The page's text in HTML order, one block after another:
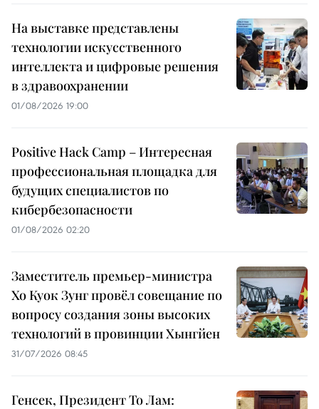
На выставке представлены
технологии искусственного
интеллекта и цифровые решения
в здравоохранении
01/08/2026 19:00
Positive Hack Camp – Интересная
профессиональная площадка для
будущих специалистов по
кибербезопасности
01/08/2026 02:20
Заместитель премьер-министра
Хо Куок Зунг провёл совещание по
вопросу создания зоны высоких
технологий в провинции Хынгйен
31/07/2026 08:45
Генсек, Президент То Лам: